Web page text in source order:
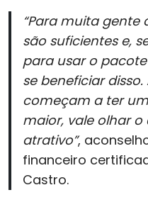
“Para muita gente
são suficientes e,
para usar o
se beneficiar
começam a ter
maior, vale olhar
atrativo”,
financeiro
Castro.